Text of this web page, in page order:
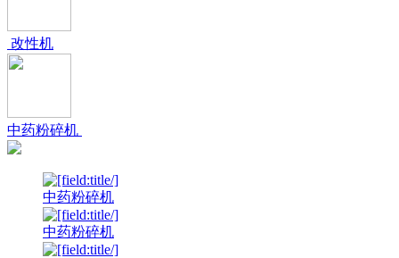
改性机
中药粉碎机
中药粉碎机
中药粉碎机